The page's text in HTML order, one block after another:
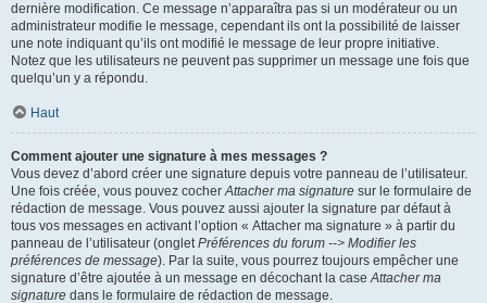
dernière modification. Ce message n’apparaîtra pas si un modérateur ou un
administrateur modifie le message, cependant ils ont la possibilité de laisser
une note indiquant qu’ils ont modifié le message de leur propre initiative.
Notez que les utilisateurs ne peuvent pas supprimer un message une fois que
quelqu’un y a répondu.
Haut
Comment ajouter une signature à mes messages ?
Vous devez d’abord créer une signature depuis votre panneau de l’utilisateur.
Une fois créée, vous pouvez cocherAttacher ma signature sur le formulaire de
rédaction de message. Vous pouvez aussi ajouter la signature par défaut à
tous vos messages en activant l’option « Attacher ma signature » à partir du
panneau de l’utilisateur (ongletPréférences du forum --> Modifier les
préférences de message). Par la suite, vous pourrez toujours empêcher une
signature d’être ajoutée à un message en décochant la caseAttacher ma
signature dans le formulaire de rédaction de message.